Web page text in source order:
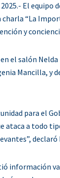
El
“La
y
el salón
Mancilla, y
para el
ataca a todo
declaró
información